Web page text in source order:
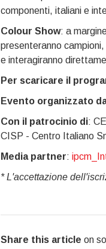
componenti, italiani e
Colour Show: a
presenteranno
e interagiranno
Per scaricare il
Evento organizzato
Con il patrocinio di:
CISP - Centro Italiano
Media partner:
* L'accettazione
Share this article on